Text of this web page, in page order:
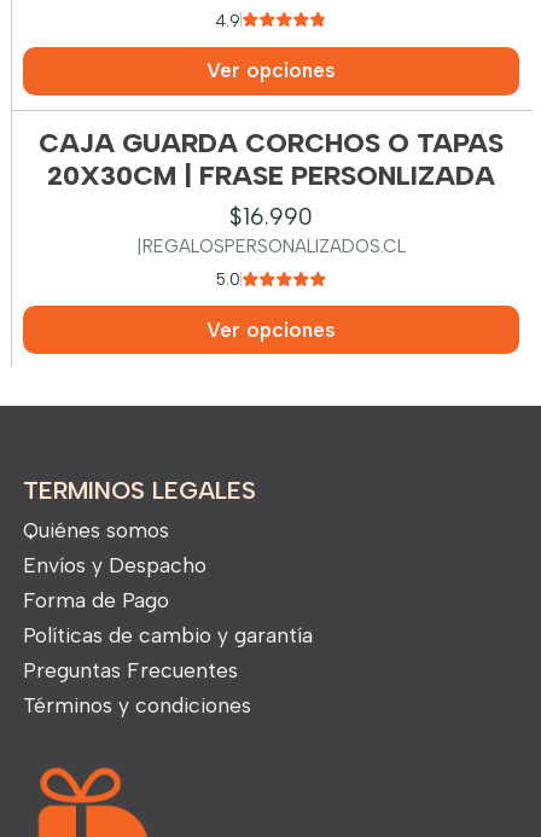
4.9
Ver opciones
CAJA GUARDA CORCHOS O TAPAS
20X30CM | FRASE PERSONLIZADA
$16.990
REGALOSPERSONALIZADOS.CL
5.0
Ver opciones
TERMINOS LEGALES
Quiénes somos
Envíos y Despacho
Forma de Pago
Políticas de cambio y garantía
Preguntas Frecuentes
Términos y condiciones